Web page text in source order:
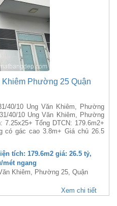
Khiêm Phường 25 Quận
40/10 Ung Văn Khiêm, Phường
40/10 Ung Văn Khiêm, Phường
Tổng DTCN: 179.6m2+
có gác cao 3.8m+ Giá chủ 26.5
tích: 179.6m2 giá: 26.5 tỷ,
mét ngang
Khiêm, Phường 25, Quận
Xem chi tiết